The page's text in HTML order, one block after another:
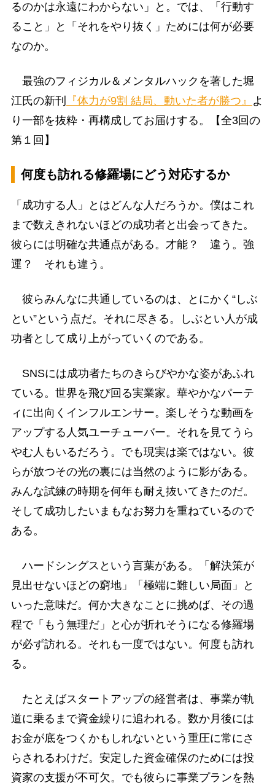
るのかは永遠にわからない」と。では、「行動す
ること」と「それをやり抜く」ためには何が必要
なのか。
最強のフィジカル＆メンタルハックを著した堀
江氏の新刊
『体力が9割 結局、動いた者が勝つ』
よ
り一部を抜粋・再構成してお届けする。【全3回の
第１回】
何度も訪れる修羅場にどう対応するか
「成功する人」とはどんな人だろうか。僕はこれ
まで数えきれないほどの成功者と出会ってきた。
彼らには明確な共通点がある。才能？ 違う。強
運？ それも違う。
彼らみんなに共通しているのは、とにかく“しぶ
とい”という点だ。それに尽きる。しぶとい人が成
功者として成り上がっていくのである。
SNSには成功者たちのきらびやかな姿があふれ
ている。世界を飛び回る実業家。華やかなパーテ
ィに出向くインフルエンサー。楽しそうな動画を
アップする人気ユーチューバー。それを見てうら
やむ人もいるだろう。でも現実は楽ではない。彼
らが放つその光の裏には当然のように影がある。
みんな試練の時期を何年も耐え抜いてきたのだ。
そして成功したいまもなお努力を重ねているので
ある。
ハードシングスという言葉がある。「解決策が
見出せないほどの窮地」「極端に難しい局面」と
いった意味だ。何か大きなことに挑めば、その過
程で「もう無理だ」と心が折れそうになる修羅場
が必ず訪れる。それも一度ではない。何度も訪れ
る。
たとえばスタートアップの経営者は、事業が軌
道に乗るまで資金繰りに追われる。数か月後には
お金が底をつくかもしれないという重圧に常にさ
らされるわけだ。安定した資金確保のためには投
資家の支援が不可欠。でも彼らに事業プランを熱